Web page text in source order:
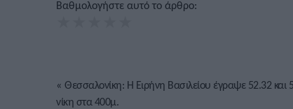
Βαθμολογήστε αυτό το άρθρο:
« Θεσσαλονίκη: Η Ειρήνη Βασιλείου έγραψε 52.32 και
νίκη στα 400μ.